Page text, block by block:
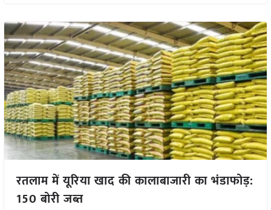
रतलाम में यूरिया खाद की कालाबाजारी का भंडाफोड़:
150 बोरी जब्त